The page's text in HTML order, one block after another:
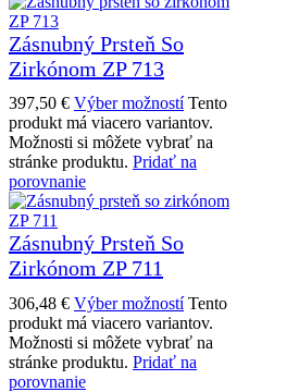
Zásnubný Prsteň So
Zirkónom ZP 713
397,50 € Výber možností Tento
produkt má viacero variantov.
Možnosti si môžete vybrať na
stránke produktu. Pridať na
porovnanie
Zásnubný Prsteň So
Zirkónom ZP 711
306,48 € Výber možností Tento
produkt má viacero variantov.
Možnosti si môžete vybrať na
stránke produktu. Pridať na
porovnanie